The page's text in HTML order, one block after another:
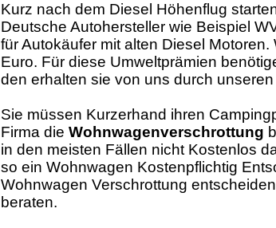
Kurz nach dem Diesel Höhenflug
Deutsche Autohersteller wie Beispiel
für Autokäufer mit alten Diesel
Euro. Für diese Umweltprämien
den erhalten sie von uns durch
Sie müssen Kurzerhand ihren
Firma die Wohnwagenverschrottung
in den meisten Fällen nicht Kostenlos
so ein Wohnwagen Kostenpflichtig
Wohnwagen Verschrottung
beraten.